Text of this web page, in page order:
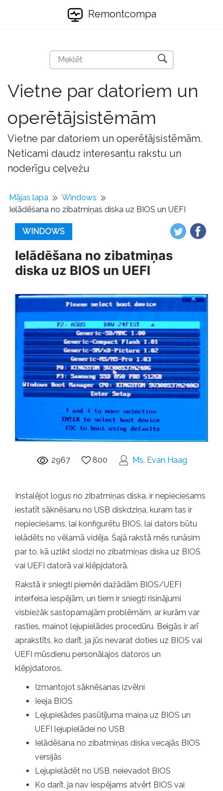
Remontcompa
Vietne par datoriem un
operētājsistēmām
Vietne par datoriem un operētājsistēmām.
Neticami daudz interesantu rakstu un
noderīgu ceļvežu
Mājas lapa
Windows
Ielādēšana no zibatmiņas diska uz BIOS un UEFI
WINDOWS
Ielādēšana no zibatmiņas
diska uz BIOS un UEFI
2967 800 Ms. Evan Haag
Instalējot logus no zibatmiņas diska, ir nepieciešams
iestatīt sāknēšanu no USB diskdziņa, kuram tas ir
nepieciešams, lai konfigurētu BIOS, lai dators būtu
ielādēts no vēlamā vidēja. Šajā rakstā mēs runāsim
par to, kā uzlikt slodzi no zibatmiņas diska uz BIOS
vai UEFI datorā vai klēpjdatorā.
Rakstā ir sniegti piemēri dažādām BIOS/UEFI
interfeisa iespējām, un tiem ir sniegti risinājumi
visbiežāk sastopamajām problēmām, ar kurām var
rasties, mainot lejupielādes procedūru. Beigās ir arī
aprakstīts, ko darīt, ja jūs nevarat doties uz BIOS vai
UEFI mūsdienu personālajos datoros un
klēpjdatoros.
Izmantojot sāknēšanas izvēlni
Ieeja BIOS
Lejupielādes pasūtījuma maiņa uz BIOS un
UEFI lejupielādei no USB
Ielādēšana no zibatmiņas diska vecajās BIOS
versijās
Lejupielādēt no USB, neievadot BIOS
Ko darīt, ja nav iespējams atvērt BIOS vai